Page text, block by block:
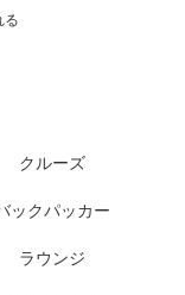
る
クルーズ
ックパッカー
ラウンジ